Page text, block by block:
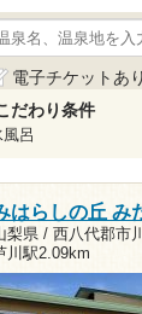
電子チケットあり
だわり条件
風呂
はらしの丘 み
梨県 / 西八代郡市
川駅2.09km